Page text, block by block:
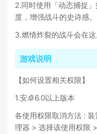
2.同时使用「动态捕捉
度，增强战斗的史诗感。
3.燃情炸裂的战斗会在
游戏说明
【如何设置相关权限】
1.安卓6.0以上版本
各使用权限取消方法 :
理器 > 选择该使用权限